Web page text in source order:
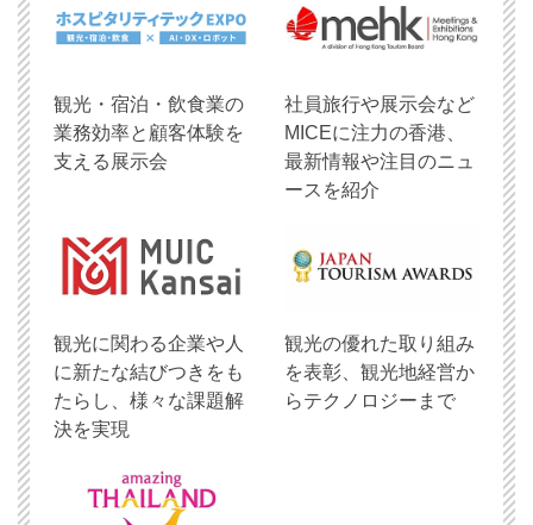
観光・宿泊・飲食業の
業務効率と顧客体験を
支える展示会
社員旅行や展示会など
MICEに注力の香港、
最新情報や注目のニュ
ースを紹介
観光に関わる企業や人
に新たな結びつきをも
たらし、様々な課題解
決を実現
観光の優れた取り組み
を表彰、観光地経営か
らテクノロジーまで